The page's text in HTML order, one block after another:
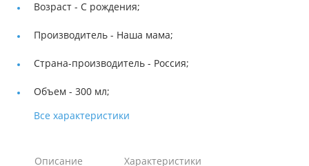
Возраст - С рождения;
Производитель - Наша мама;
Страна-производитель - Россия;
Объем - 300 мл;
Все характеристики
Описание Характеристики